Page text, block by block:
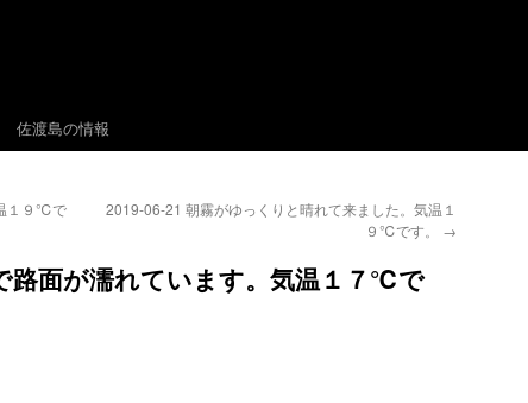
佐渡島の情報
１９℃で
2019-06-21 朝霧がゆっくりと晴れて来ました。気温１
９℃です。 →
路面が濡れています。気温１７℃で